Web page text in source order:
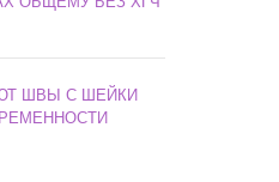
ШВЫ С ШЕЙКИ